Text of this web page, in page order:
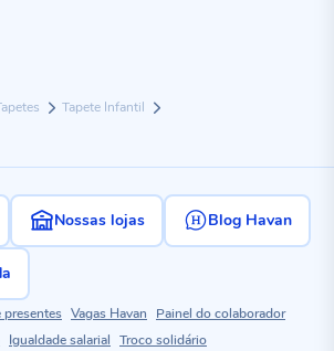
Tapete Infantil
Nossas lojas Blog Havan
presentes Vagas Havan
Painel do colaborador
Igualdade salarial Troco solidário